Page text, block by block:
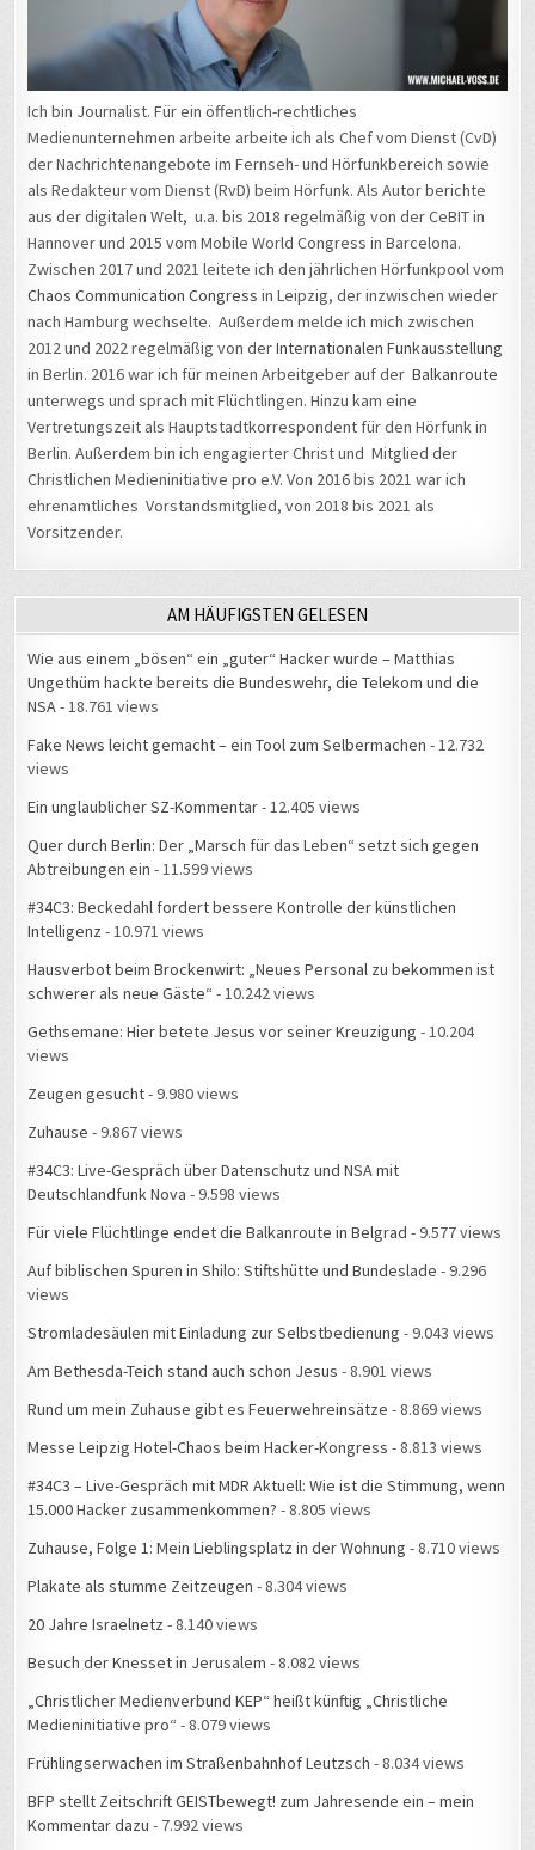
Ich bin Journalist. Für ein öffentlich-rechtliches
Medienunternehmen arbeite arbeite ich als Chef vom Dienst (CvD)
der Nachrichtenangebote im Fernseh- und Hörfunkbereich sowie
als Redakteur vom Dienst (RvD) beim Hörfunk. Als Autor berichte
aus der digitalen Welt, u.a. bis 2018 regelmäßig von der CeBIT in
Hannover und 2015 vom Mobile World Congress in Barcelona.
Zwischen 2017 und 2021 leitete ich den jährlichen Hörfunkpool vom
Chaos Communication Congress in Leipzig, der inzwischen wieder
nach Hamburg wechselte. Außerdem melde ich mich zwischen
2012 und 2022 regelmäßig von derInternationalen Funkausstellung
in Berlin. 2016 war ich für meinen Arbeitgeber auf derBalkanroute
unterwegs und sprach mit Flüchtlingen. Hinzu kam eine
Vertretungszeit als Hauptstadtkorrespondent für den Hörfunk in
Berlin. Außerdem bin ich engagierter Christ und Mitglied der
Christlichen Medieninitiative pro e.V. Von 2016 bis 2021 war ich
ehrenamtliches Vorstandsmitglied, von 2018 bis 2021 als
Vorsitzender.
AM HÄUFIGSTEN GELESEN
Wie aus einem „bösen“ ein „guter“ Hacker wurde – Matthias
Ungethüm hackte bereits die Bundeswehr, die Telekom und die
NSA- 18.761 views
Fake News leicht gemacht – ein Tool zum Selbermachen - 12.732
views
Ein unglaublicher SZ-Kommentar- 12.405 views
Quer durch Berlin: Der „Marsch für das Leben“ setzt sich gegen
Abtreibungen ein - 11.599 views
#34C3: Beckedahl fordert bessere Kontrolle der künstlichen
Intelligenz - 10.971 views
Hausverbot beim Brockenwirt: „Neues Personal zu bekommen ist
schwerer als neue Gäste“ - 10.242 views
Gethsemane: Hier betete Jesus vor seiner Kreuzigung - 10.204
views
Zeugen gesucht- 9.980 views
Zuhause - 9.867 views
#34C3: Live-Gespräch über Datenschutz und NSA mit
Deutschlandfunk Nova - 9.598 views
Für viele Flüchtlinge endet die Balkanroute in Belgrad - 9.577 views
Auf biblischen Spuren in Shilo: Stiftshütte und Bundeslade - 9.296
views
Stromladesäulen mit Einladung zur Selbstbedienung - 9.043 views
Am Bethesda-Teich stand auch schon Jesus - 8.901 views
Rund um mein Zuhause gibt es Feuerwehreinsätze - 8.869 views
Messe Leipzig Hotel-Chaos beim Hacker-Kongress - 8.813 views
#34C3 – Live-Gespräch mit MDR Aktuell: Wie ist die Stimmung, wenn
15.000 Hacker zusammenkommen? - 8.805 views
Zuhause, Folge 1: Mein Lieblingsplatz in der Wohnung - 8.710 views
Plakate als stumme Zeitzeugen - 8.304 views
20 Jahre Israelnetz - 8.140 views
Besuch der Knesset in Jerusalem - 8.082 views
„Christlicher Medienverbund KEP“ heißt künftig „Christliche
Medieninitiative pro“ - 8.079 views
Frühlingserwachen im Straßenbahnhof Leutzsch - 8.034 views
BFP stellt Zeitschrift GEISTbewegt! zum Jahresende ein – mein
Kommentar dazu - 7.992 views